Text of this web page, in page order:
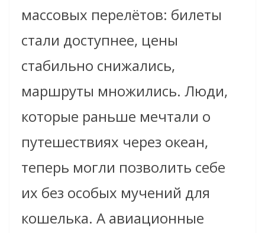
массовых перелётов: билеты
стали доступнее, цены
стабильно снижались,
маршруты множились. Люди,
которые раньше мечтали о
путешествиях через океан,
теперь могли позволить себе
их без особых мучений для
кошелька. А авиационные